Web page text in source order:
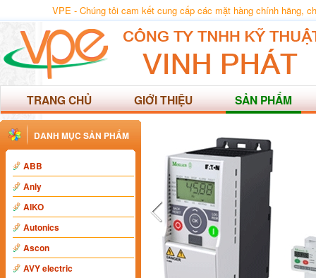
VPE - Chúng tôi cam kết cung cấp các mặt hàng chính hãng,
TRANG CHỦ GIỚI THIỆU SẢN PHẨM
DANH MỤC SẢN PHẨM
ABB
Anly
AIKO
Autonics
Ascon
AVY electric